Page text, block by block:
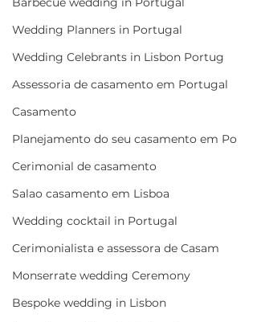
Wedding Planners in Portugal
Wedding Celebrants in Lisbon Portug
Assessoria de casamento em Portugal
Casamento
Planejamento do seu casamento em Po
Cerimonial de casamento
Salao casamento em Lisboa
Wedding cocktail in Portugal
Cerimonialista e assessora de Casam
Monserrate wedding Ceremony
Bespoke wedding in Lisbon